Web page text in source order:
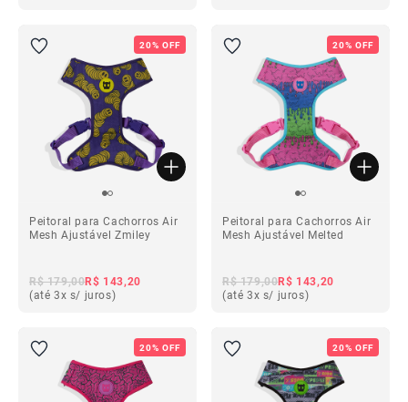
20% OFF
Peitoral para Cachorros Air
Mesh Ajustável Zmiley
R$ 179,00R$ 143,20
(até 3x s/ juros)
20% OFF
Peitoral para Cachorros Air
Mesh Ajustável Melted
R$ 179,00R$ 143,20
(até 3x s/ juros)
20% OFF 20% OFF